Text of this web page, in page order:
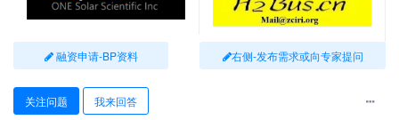
融资申请-BP资料 右侧-发布需求或向专家提问
关注问题 我来回答